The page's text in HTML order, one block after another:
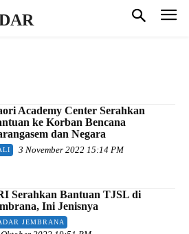
Academy Center Serahkan
ke Korban Bencana
dan Negara
3 November 2022 15:14 PM
Serahkan Bantuan TJSL di
Ini Jenisnya
JEMBRANA